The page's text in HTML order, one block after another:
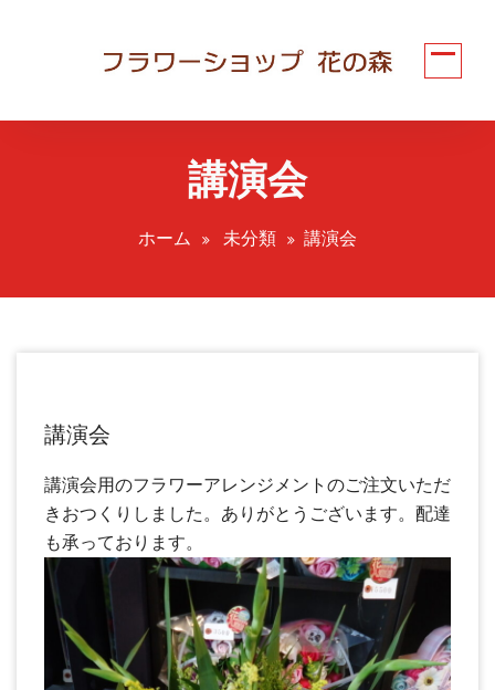
ツ
講演会
ホーム 未分類 講演会
講演会
講演会用のフラワーアレンジメントのご注文いただ
きおつくりしました。ありがとうございます。配達
も承っております。